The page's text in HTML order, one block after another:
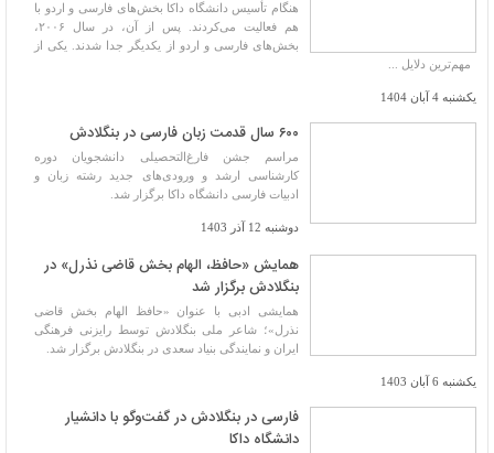
هنگام تأسیس دانشگاه داکا بخش‌های فارسی و اردو با
هم فعالیت می‌کردند. پس از آن، در سال ۲۰۰۶،
بخش‌های فارسی و اردو از یکدیگر جدا شدند. یکی از
مهم‌ترین دلایل ...
یکشنبه 4 آبان 1404
۶۰۰ سال قدمت زبان فارسی در بنگلادش
مراسم جشن فارغ‌التحصیلی دانشجویان دوره
کارشناسی ارشد و ورودی‌های جدید رشته زبان و
ادبیات فارسی دانشگاه داکا برگزار شد.
دوشنبه 12 آذر 1403
همایش «حافظ، الهام بخش قاضی نذرل» در
بنگلادش برگزار شد
همایشی ادبی با عنوان «حافظ الهام بخش قاضی
نذرل»؛ شاعر ملی بنگلادش توسط رایزنی فرهنگی
ایران و نمایندگی بنیاد سعدی در بنگلادش برگزار شد.
یکشنبه 6 آبان 1403
فارسی در بنگلادش در گفت‌وگو با دانشیار
دانشگاه داکا